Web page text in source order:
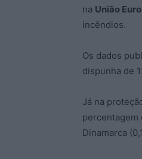
na União
incêndios.
Os dados
dispunha de
Já na
percentagem
Dinamarca